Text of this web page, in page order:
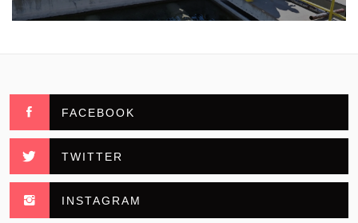
FACEBOOK
TWITTER
INSTAGRAM